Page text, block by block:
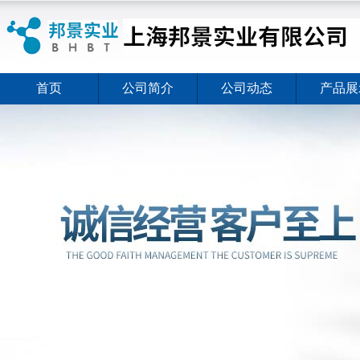
首页 公司简介 公司动态 产品